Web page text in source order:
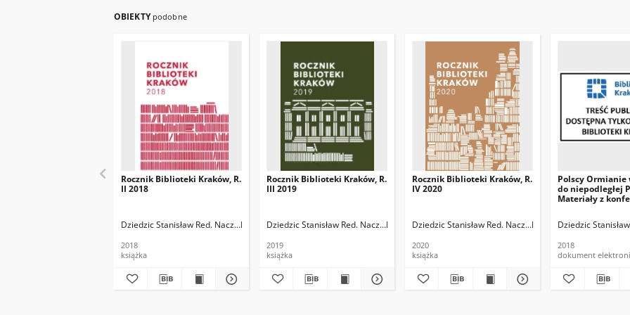
OBIEKTY podobne
Rocznik Biblioteki Kraków, R.
II 2018
Dziedzic Stanisław Red. Nacz. Paluch Janusz M.
2018
książka
Rocznik Biblioteki Kraków, R.
III 2019
Dziedzic Stanisław Red. Nacz. Paluch Janusz M.
2019
książka
Rocznik Biblioteki Kraków, R.
IV 2020
Dziedzic Stanisław Red. Nacz. Paluch Janusz M.
2020
książka
Polscy Ormianie
do niepodległej
Materiały z
Dziedzic
2018
dokument